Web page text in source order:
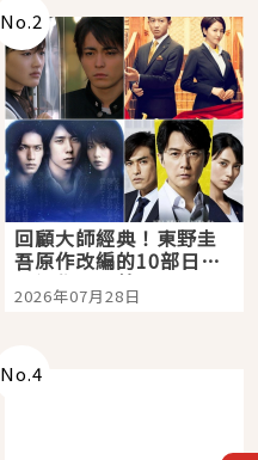
No.2
回顧大師經典！東野圭
吾原作改編的10部日本
影視作品推薦
2026年07月28日
No.4